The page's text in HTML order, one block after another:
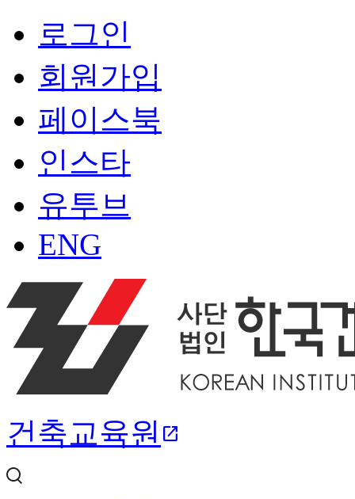
로그인
회원가입
페이스북
인스타
유투브
ENG
건축교육원 open_in_new